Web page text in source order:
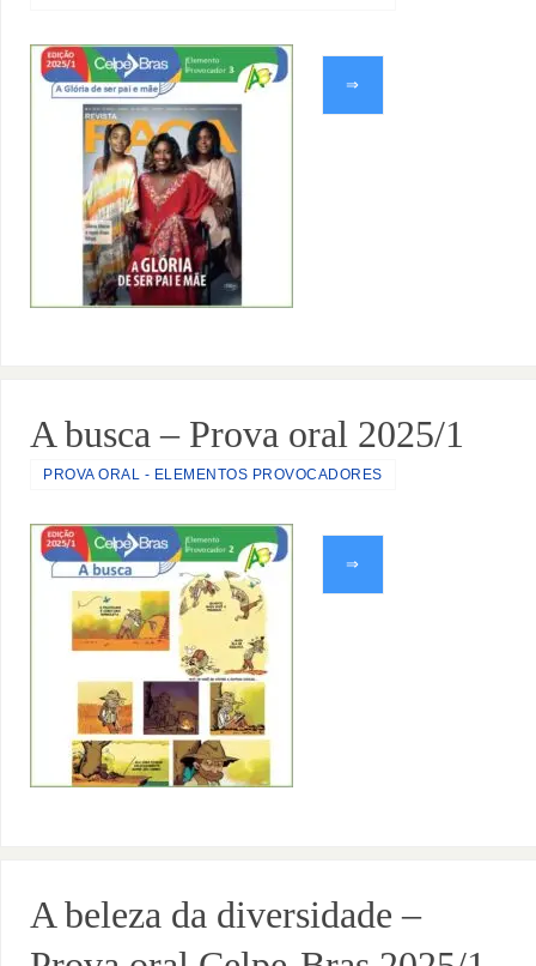
⇒
A busca – Prova oral 2025/1
PROVA ORAL - ELEMENTOS PROVOCADORES
⇒
A beleza da diversidade –